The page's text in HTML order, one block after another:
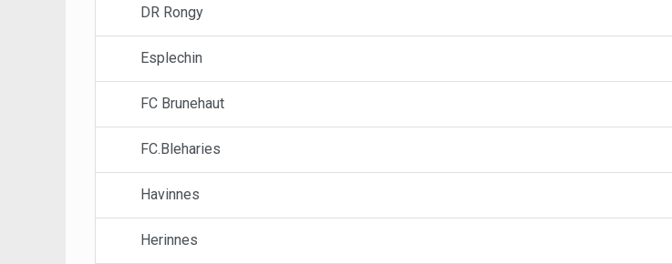
DR Rongy
Esplechin
FC Brunehaut
FC.Bleharies
Havinnes
Herinnes